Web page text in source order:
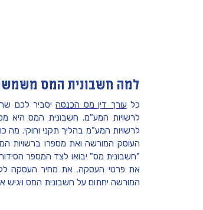
למה חשבונית המס
כל עורך דין מס הכנסהיסביר לכם
לרשויות המע"מ. חשבונית המס היא
לרשויות המע"מ בהליך תקני וחוקי.
העוסק המורשה ואת מספרו ברשויות
"חשבונית מס" יבואו לצד המספר
את פרטי העסקה, את מחיר העסקה
המורשה יחתום על חשבונית המס